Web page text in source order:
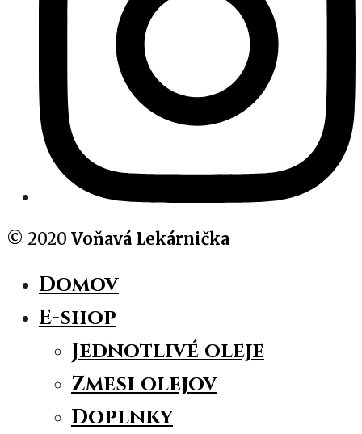
© 2020 Voňavá Lekárnička
Domov
E-shop
Jednotlivé oleje
Zmesi olejov
Doplnky